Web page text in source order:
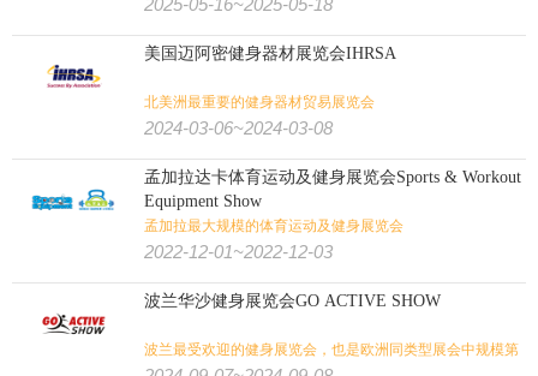
2025-05-16~2025-05-18
美国迈阿密健身器材展览会IHRSA
北美洲最重要的健身器材贸易展览会
2024-03-06~2024-03-08
孟加拉达卡体育运动及健身展览会Sports & Workout
Equipment Show
孟加拉最大规模的体育运动及健身展览会
2022-12-01~2022-12-03
波兰华沙健身展览会GO ACTIVE SHOW
波兰最受欢迎的健身展览会，也是欧洲同类型展会中规模第